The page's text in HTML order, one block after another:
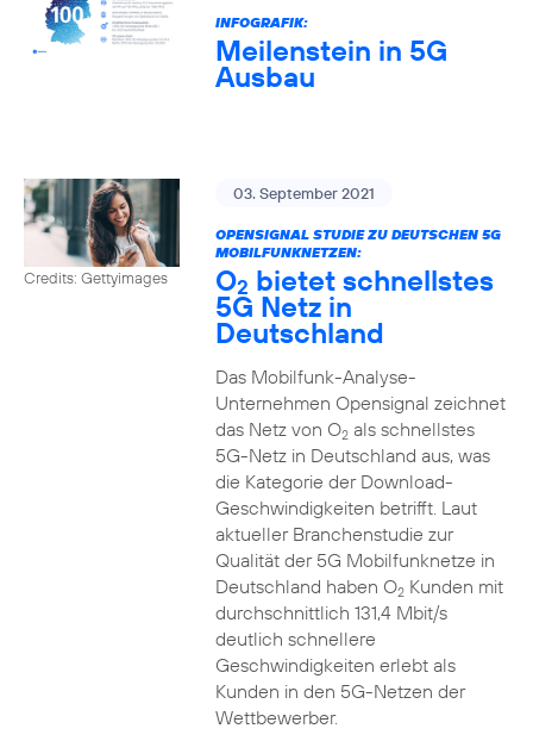
INFOGRAFIK:
Meilenstein in 5G
Ausbau
Credits: Gettyimages
03. September 2021
OPENSIGNAL STUDIE ZU DEUTSCHEN 5G
MOBILFUNKNETZEN:
O2 bietet schnellstes
5G Netz in
Deutschland
Das Mobilfunk-Analyse-
Unternehmen Opensignal zeichnet
das Netz von O2als schnellstes
5G-Netz in Deutschland aus, was
die Kategorie der Download-
Geschwindigkeiten betrifft. Laut
aktueller Branchenstudie zur
Qualität der 5G Mobilfunknetze in
Deutschland haben O2Kunden mit
durchschnittlich 131,4 Mbit/s
deutlich schnellere
Geschwindigkeiten erlebt als
Kunden in den 5G-Netzen der
Wettbewerber.